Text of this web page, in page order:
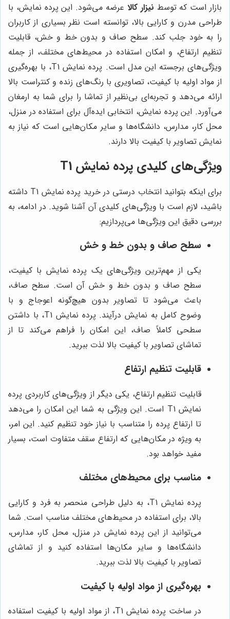
بازار است که توسط نیزار کالا عرضه می‌شود. این پرده نمایش، با
طراحی مدرن و کارایی بالا، توانسته است نظر بسیاری از کاربران
را به خود جلب کند. سطح صاف و بدون خط و خش، قابلیت
تنظیم ارتفاع، و امکان استفاده در محیط‌های مختلف، از جمله
ویژگی‌های برجسته این مدل است. پرده نمایش T1، با بهره‌گیری
از مواد اولیه با کیفیت، تصاویری با رنگ‌های زنده و کنتراست بالا
ارائه می‌دهد و تجربه‌ای بی‌نظیر از تماشا را برای شما به ارمغان
می‌آورد. این پرده نمایش، انتخابی ایده‌آل برای استفاده در منزل،
محل کار، مدارس، دانشگاه‌ها و سایر مکان‌هایی است که نیاز به
نمایش تصاویر با کیفیت بالا دارند.
ویژگی‌های کلیدی پرده نمایش T1
برای اینکه بتوانید انتخاب درستی در خرید پرده نمایش T1 داشته
باشید، لازم است با ویژگی‌های کلیدی آن آشنا شوید. در ادامه، به
بررسی دقیق این ویژگی‌ها می‌پردازیم:
سطح صاف و بدون خط و خش
یکی از مهم‌ترین ویژگی‌های یک پرده نمایش با کیفیت،
سطح صاف و بدون خط و خش آن است. سطح صاف،
باعث می‌شود تا تصاویر بدون هیچ‌گونه اعوجاج و با
وضوح کامل به نمایش درآیند. پرده نمایش T1، با داشتن
سطحی کاملاً صاف، این امکان را فراهم می‌کند تا از
تماشای تصاویر با کیفیت بالا لذت ببرید.
قابلیت تنظیم ارتفاع
قابلیت تنظیم ارتفاع، یکی دیگر از ویژگی‌های کاربردی پرده
نمایش T1 است. این ویژگی به شما این امکان را می‌دهد
تا ارتفاع پرده را متناسب با نیاز خود تنظیم کنید. این امر،
به ویژه در مکان‌هایی که ارتفاع سقف متفاوت است، بسیار
مفید خواهد بود.
مناسب برای محیط‌های مختلف
پرده نمایش T1، به دلیل طراحی منحصر به فرد و کارایی
بالا، برای استفاده در محیط‌های مختلف مناسب است. شما
می‌توانید از این پرده نمایش در منزل، محل کار، مدارس،
دانشگاه‌ها و سایر مکان‌ها استفاده کنید و از تماشای
تصاویر با کیفیت بالا لذت ببرید.
بهره‌گیری از مواد اولیه با کیفیت
در ساخت پرده نمایش T1، از مواد اولیه با کیفیت استفاده